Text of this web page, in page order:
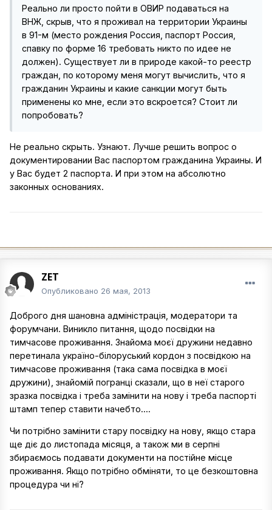
Реально ли просто пойти в ОВИР подаваться на
ВНЖ, скрыв, что я проживал на территории Украины
в 91-м (место рождения Россия, паспорт Россия,
спавку по форме 16 требовать никто по идее не
должен). Существует ли в природе какой-то реестр
граждан, по которому меня могут вычислить, что я
гражданин Украины и какие санкции могут быть
применены ко мне, если это вскроется? Стоит ли
попробовать?
Не реально скрыть. Узнают. Лучше решить вопрос о
документировании Вас паспортом гражданина Украины. И
у Вас будет 2 паспорта. И при этом на абсолютно
законных основаниях.
ZET
Опубликовано 26 мая, 2013
Доброго дня шановна адміністрація, модератори та
форумчани. Виникло питання, щодо посвідки на
тимчасове проживання. Знайома моєї дружини недавно
перетинала україно-білоруський кордон з посвідкою на
тимчасове проживання (така сама посвідка в моєї
дружини), знайомій погранці сказали, що в неї старого
зразка посвідка і треба замінити на нову і треба паспорті
штамп тепер ставити начебто....
Чи потрібно замінити стару посвідку на нову, якщо стара
ще діє до листопада місяця, а також ми в серпні
збираємось подавати документи на постійне місце
проживання. Якщо потрібно обміняти, то це безкоштовна
процедура чи ні?